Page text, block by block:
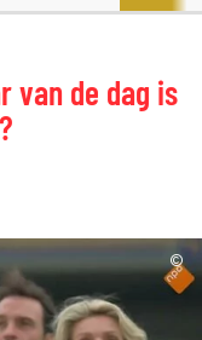
van de dag is
©